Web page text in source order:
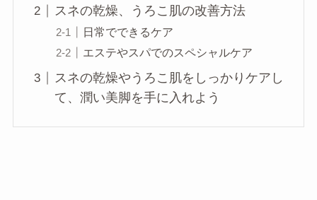
スネの乾燥、うろこ肌の改善方法
日常でできるケア
エステやスパでのスペシャルケア
スネの乾燥やうろこ肌をしっかりケアし
て、潤い美脚を手に入れよう